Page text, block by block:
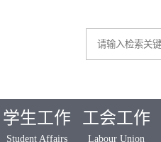
学生工作
Student Affairs
工会工作
Labour Union